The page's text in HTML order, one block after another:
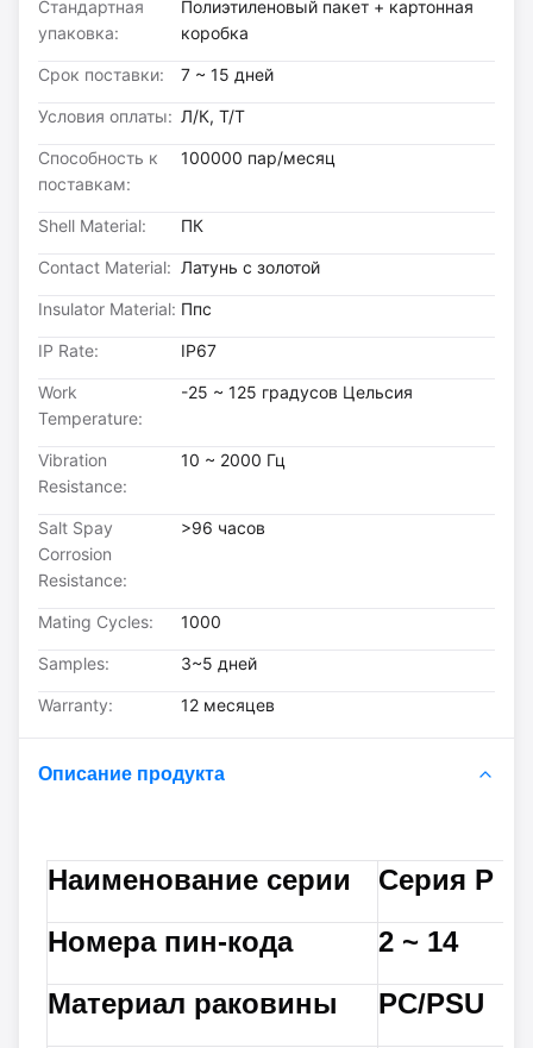
Стандартная
упаковка:
Полиэтиленовый пакет + картонная
коробка
Срок поставки: 7 ~ 15 дней
Условия оплаты: Л/К, Т/Т
Способность к
поставкам:
100000 пар/месяц
Shell Material: ПК
Contact Material: Латунь с золотой
Insulator Material: Ппс
IP Rate: IP67
Work
Temperature:
-25 ~ 125 градусов Цельсия
Vibration
Resistance:
10 ~ 2000 Гц
Salt Spay
Corrosion
Resistance:
>96 часов
Mating Cycles: 1000
Samples: 3~5 дней
Warranty: 12 месяцев
Описание продукта
Наименование серии
Серия P
Номера пин-кода
2 ~ 14
Материал раковины
PC/PSU